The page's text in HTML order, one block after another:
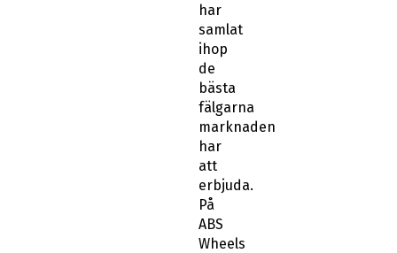
har
samlat
ihop
de
bästa
fälgarna
marknaden
har
att
erbjuda.
På
ABS
Wheels